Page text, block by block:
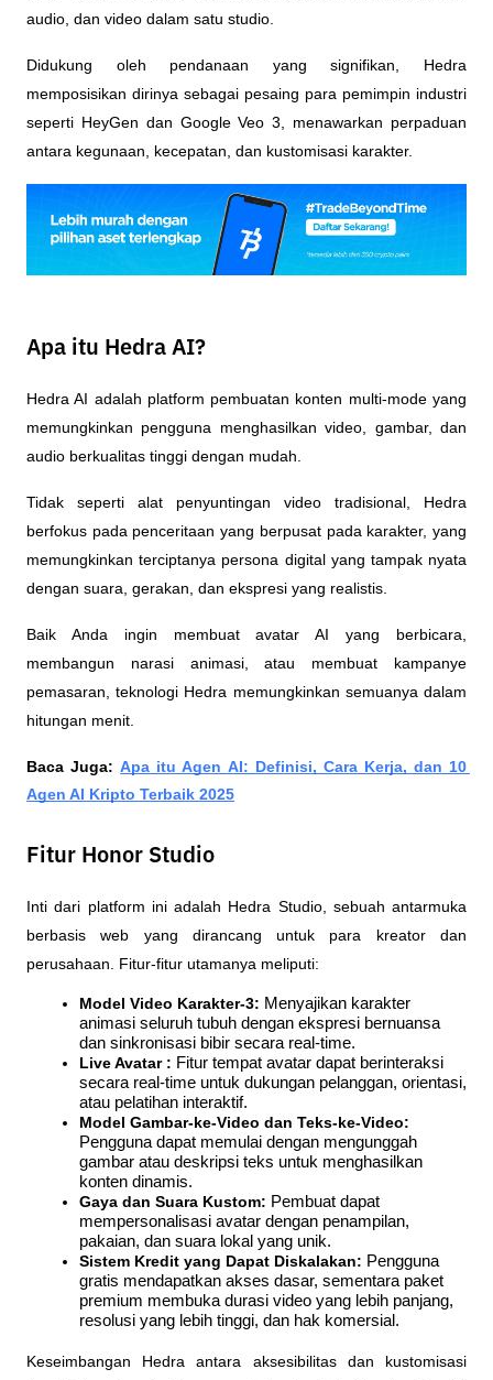
audio, dan video dalam satu studio.
Didukung oleh pendanaan yang signifikan, Hedra
memposisikan dirinya sebagai pesaing para pemimpin industri
seperti HeyGen dan Google Veo 3, menawarkan perpaduan
antara kegunaan, kecepatan, dan kustomisasi karakter.
Apa itu Hedra AI?
Hedra AI adalah platform pembuatan konten multi-mode yang
memungkinkan pengguna menghasilkan video, gambar, dan
audio berkualitas tinggi dengan mudah.
Tidak seperti alat penyuntingan video tradisional, Hedra
berfokus pada penceritaan yang berpusat pada karakter, yang
memungkinkan terciptanya persona digital yang tampak nyata
dengan suara, gerakan, dan ekspresi yang realistis.
Baik Anda ingin membuat avatar AI yang berbicara,
membangun narasi animasi, atau membuat kampanye
pemasaran, teknologi Hedra memungkinkan semuanya dalam
hitungan menit.
Baca Juga: Apa itu Agen AI: Definisi, Cara Kerja, dan 10
Agen AI Kripto Terbaik 2025
Fitur Honor Studio
Inti dari platform ini adalah Hedra Studio, sebuah antarmuka
berbasis web yang dirancang untuk para kreator dan
perusahaan. Fitur-fitur utamanya meliputi:
Model Video Karakter-3: Menyajikan karakter
animasi seluruh tubuh dengan ekspresi bernuansa
dan sinkronisasi bibir secara real-time.
Live Avatar : Fitur tempat avatar dapat berinteraksi
secara real-time untuk dukungan pelanggan, orientasi,
atau pelatihan interaktif.
Pengguna dapat memulai dengan mengunggah
gambar atau deskripsi teks untuk menghasilkan
konten dinamis.
Gaya dan Suara Kustom: Pembuat dapat
mempersonalisasi avatar dengan penampilan,
pakaian, dan suara lokal yang unik.
Sistem Kredit yang Dapat Diskalakan: Pengguna
gratis mendapatkan akses dasar, sementara paket
premium membuka durasi video yang lebih panjang,
resolusi yang lebih tinggi, dan hak komersial.
Keseimbangan Hedra antara aksesibilitas dan kustomisasi